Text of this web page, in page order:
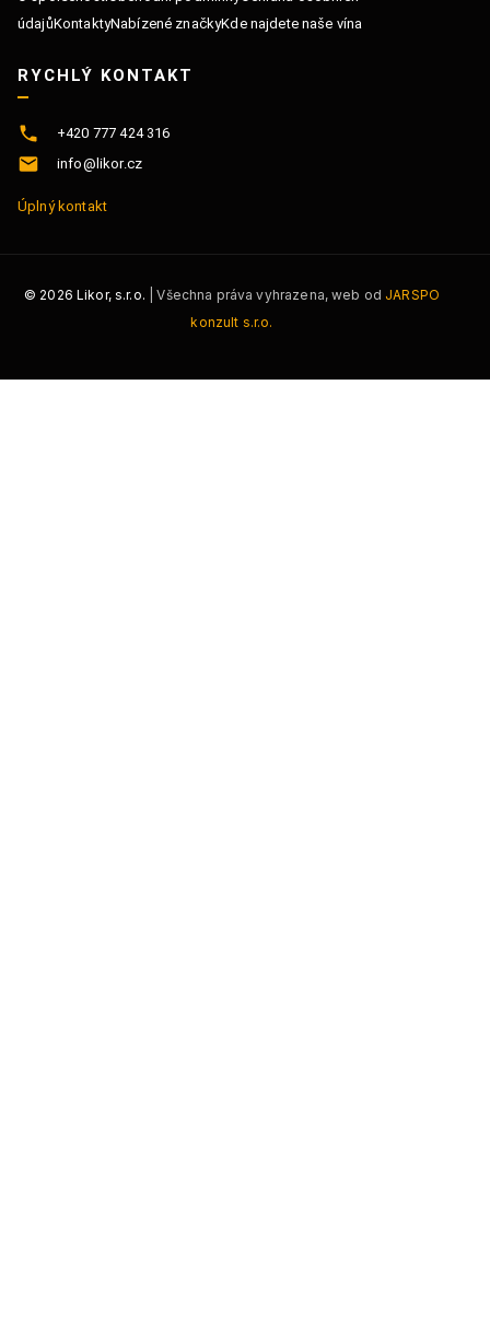
údajůKontaktyNabízené značkyKde najdete naše vína
RYCHLÝ KONTAKT
+420 777 424 316
info@likor.cz
Úplný kontakt
© 2026 Likor, s.r.o. | Všechna práva vyhrazena, web od JARSPO
konzult s.r.o.